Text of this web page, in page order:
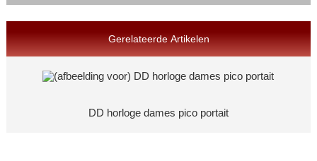
Gerelateerde Artikelen
DD horloge dames pico portait